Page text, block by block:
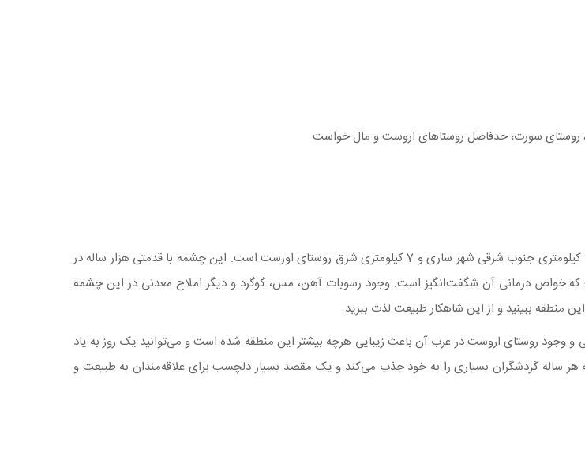
روستای سورت، حدفاصل روستاهای اروست و مال خواست
در شمال ایران، در 95 کیلومتری جنوب شرقی شهر ساری و 7 کیلومتری شرق روستای اورست است. این چشمه با قدمتی هزار ساله در
خواص درمانی آن شگفت‌انگیز است. وجود رسوبات آهن، مس، گوگرد و دیگر املاح معدنی در این چشمه
منطقه ببینید و از این شاهکار طبیعت لذت ببرید.
و وجود روستای اروست در غرب آن باعث زیبایی هرچه بیشتر این منطقه شده است و می‌توانید یک روز به یاد
هر ساله گردشگران بسیاری را به خود جذب می‌کند و یک مقصد بسیار دلچسب برای علاقه‌مندان به طبیعت و